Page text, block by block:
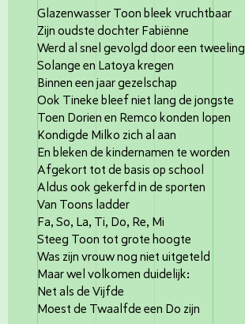
Glazenwasser Toon bleek vruchtbaar
Zijn oudste dochter Fabiënne
Werd al snel gevolgd door een tweeling
Solange en Latoya kregen
Binnen een jaar gezelschap
Ook Tineke bleef niet lang de jongste
Toen Dorien en Remco konden lopen
Kondigde Milko zich al aan
En bleken de kindernamen te worden
Afgekort tot de basis op school
Aldus ook gekerfd in de sporten
Van Toons ladder
Fa, So, La, Ti, Do, Re, Mi
Steeg Toon tot grote hoogte
Was zijn vrouw nog niet uitgeteld
Maar wel volkomen duidelijk:
Net als de Vijfde
Moest de Twaalfde een Do zijn